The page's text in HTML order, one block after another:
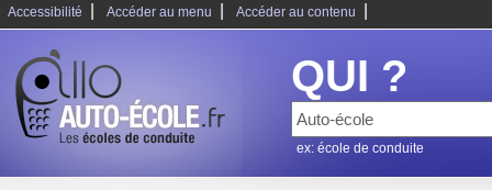
Accessibilité Accéder au menu Accéder au contenu
QUI ?
ex: école de conduite